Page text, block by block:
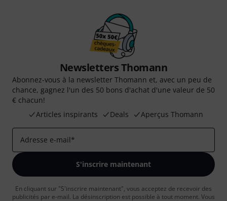
Newsletters Thomann
Abonnez-vous à la newsletter Thomann et, avec un peu de
chance, gagnez l'un des 50 bons d'achat d'une valeur de 50
€ chacun!
Articles inspirants
Deals Aperçus Thomann
Adresse e-mail*
S'inscrire maintenant
En cliquant sur "S'inscrire maintenant", vous acceptez de recevoir des
publicités par e-mail. La désinscription est possible à tout moment. Vous